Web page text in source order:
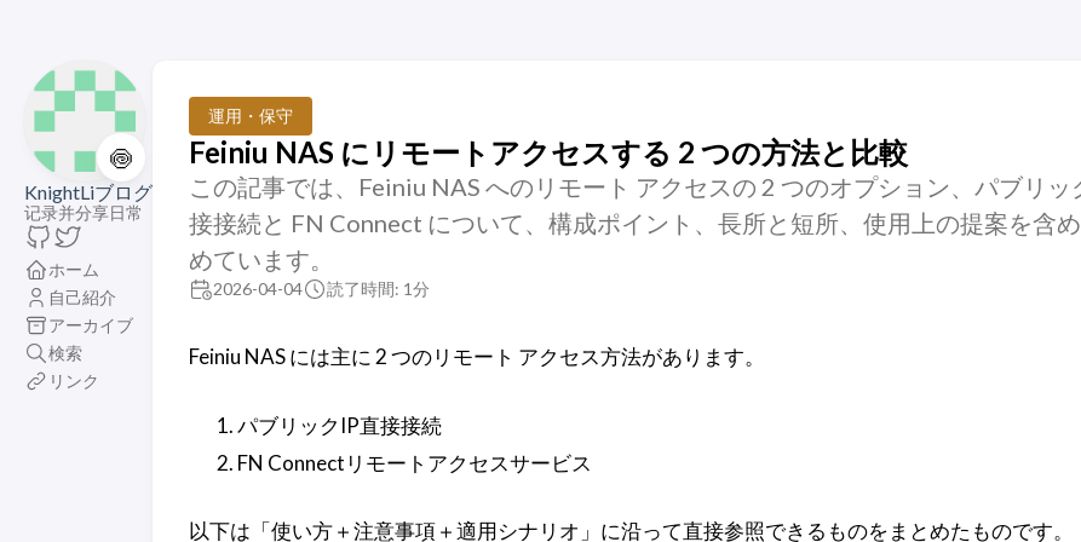
🍥
KnightLiブログ
记录并分享日常
ホーム
自己紹介
アーカイブ
検索
リンク
運用・保守
Feiniu NAS にリモートアクセスする 2 つの方法と比較
この記事では、Feiniu NAS へのリモート アクセスの 2 つのオプション、パブリッ
接接続と FN Connect について、構成ポイント、長所と短所、使用上の提案を含
めています。
2026-04-04 読了時間: 1分
Feiniu NAS には主に 2 つのリモート アクセス方法があります。
パブリックIP直接接続
FN Connectリモートアクセスサービス
以下は「使い方＋注意事項＋適用シナリオ」に沿って直接参照できるものをまとめたものです。